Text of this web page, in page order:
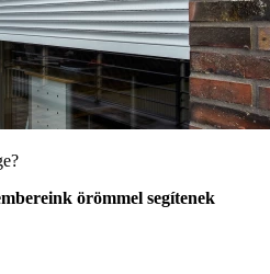
örömmel segítenek